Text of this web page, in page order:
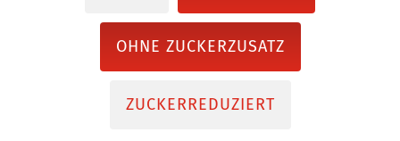
OHNE ZUCKERZUSATZ
ZUCKERREDUZIERT